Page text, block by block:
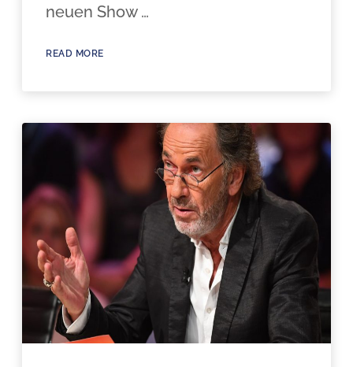
neuen Show …
READ MORE